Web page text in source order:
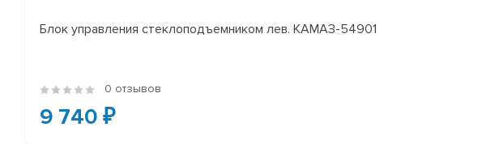
Блок управления стеклоподъемником лев. КАМАЗ-54901
0 отзывов
9 740 ₽